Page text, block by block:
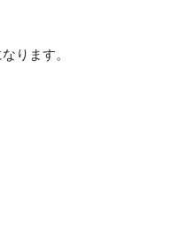
ります。